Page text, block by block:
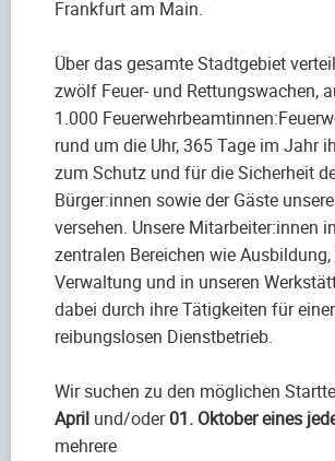
Frankfurt am Main.
Über das gesamte Stadtgebiet
zwölf Feuer- und Rettungswachen,
1.000
rund um die Uhr, 365 Tage im Jahr
zum Schutz und für die Sicherheit
Bürger:innen sowie der Gäste
versehen. Unsere Mitarbeiter:innen
zentralen Bereichen wie Ausbildung,
Verwaltung und in unseren
dabei durch ihre Tätigkeiten für
reibungslosen Dienstbetrieb.
Wir suchen zu den möglichen
April und/oder01. Oktober eines
mehrere